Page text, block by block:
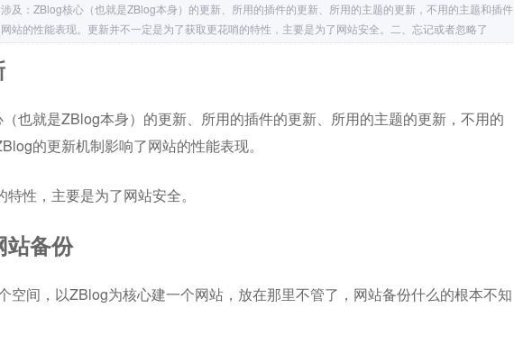
及：ZBlog核心（也就是ZBlog本身）的更新、所用的插件的更新、所用的主题的更新，不用的主题和插件
站的性能表现。更新并不一定是为了获取更花哨的特性，主要是为了网站安全。二、忘记或者忽略了
也就是ZBlog本身）的更新、所用的插件的更新、所用的主题的更新，不用的
的更新机制影响了网站的性能表现。
性，主要是为了网站安全。
站备份
空间，以ZBlog为核心建一个网站，放在那里不管了，网站备份什么的根本不知